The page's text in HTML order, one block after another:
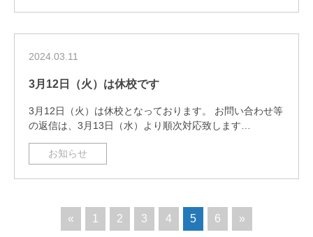
2024.03.11
3月12日（火）は休校です
3月12日（火）は休校となっております。 お問い合わせ等
の返信は、3月13日（水）より順次対応致します…
お知らせ
« 1 2 3 4 5 6 »